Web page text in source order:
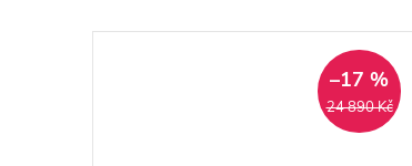
24 890 Kč
–17 %